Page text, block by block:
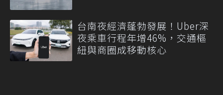
台南夜經濟蓬勃發展！Uber深
夜乘車行程年增46%，交通樞
紐與商圈成移動核心